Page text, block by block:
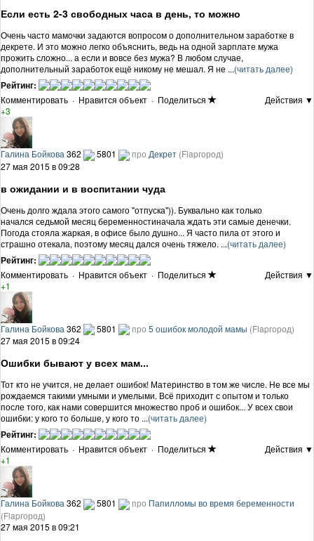
Если есть 2-3 свободных часа в день, то можно
Очень часто мамочки задаются вопросом о дополнительном заработке в
декрете. И это можно легко объяснить, ведь на одной зарплате мужа
прожить сложно... а если и вовсе без мужа? В любом случае,
дополнительный заработок ещё никому не мешал. Я не ...(читать далее)
Рейтинг:
Комментировать · Нравится объект · Поделиться
Действия ▼
+3
Галина Бойкова 362 5801 про Декрет (Flapгород)
27 мая 2015 в 09:28
в ожидании и в воспитании чуда
Очень долго ждала этого самого "отпуска")). Буквально как только
начался седьмой месяц беременностиначала ждать эти самые денечки.
Погода стояла жаркая, в офисе было душно... Я часто пила от этого и
страшно отекала, поэтому месяц дался очень тяжело. ...(читать далее)
Рейтинг:
Комментировать · Нравится объект · Поделиться
Действия ▼
+1
Галина Бойкова 362 5801 про 5 ошибок молодой мамы (Flapгород)
27 мая 2015 в 09:24
Ошибки бывают у всех мам...
Тот кто не учится, не делает ошибок! Материнство в том же числе. Не все мы
рождаемся такими умными и умелыми. Всё приходит с опытом и только
после того, как нами совершится множество проб и ошибок... У всех свои
ошибки: у кого то больше, у кого то ...(читать далее)
Рейтинг:
Комментировать · Нравится объект · Поделиться
Действия ▼
+1
Галина Бойкова 362 5801 про Папилломы во время беременности
(Flapгород)
27 мая 2015 в 09:21